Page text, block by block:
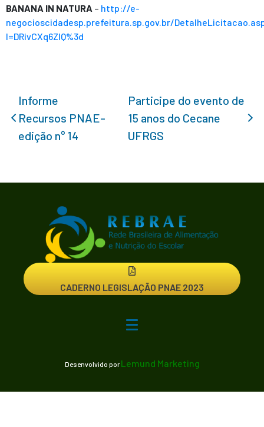
BANANA IN NATURA – http://e-
negocioscidadesp.prefeitura.sp.gov.br/
l=DRivCXq6ZlQ%3d
Informe
Recursos PNAE-
edição n° 14
Participe do evento de
15 anos do Cecane
UFRGS
CADERNO LEGISLAÇÃO PNAE 2023
Desenvolvido por Lemund Marketing